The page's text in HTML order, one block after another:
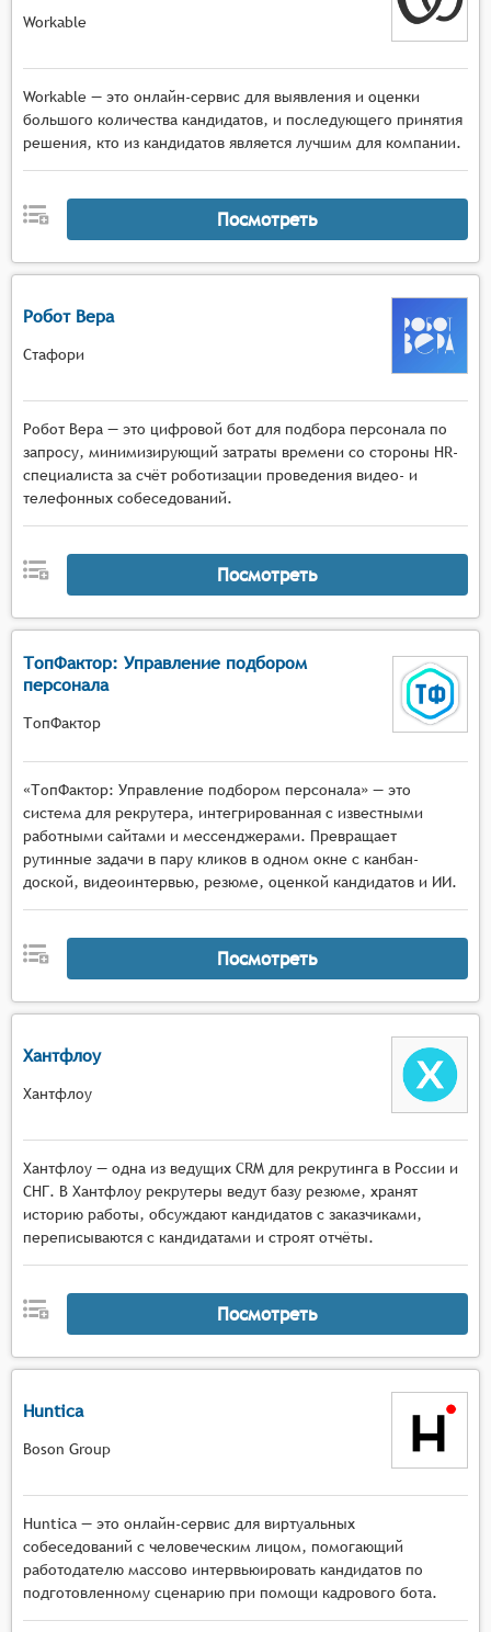
Workable
Workable — это онлайн-сервис для выявления и оценки
большого количества кандидатов, и последующего принятия
решения, кто из кандидатов является лучшим для компании.
Посмотреть
Робот Вера
Стафори
Робот Вера — это цифровой бот для подбора персонала по
запросу, минимизирующий затраты времени со стороны HR-
специалиста за счёт роботизации проведения видео- и
телефонных собеседований.
Посмотреть
ТопФактор: Управление подбором
персонала
ТопФактор
«ТопФактор: Управление подбором персонала» — это
система для рекрутера, интегрированная с известными
работными сайтами и мессенджерами. Превращает
рутинные задачи в пару кликов в одном окне с канбан-
доской, видеоинтервью, резюме, оценкой кандидатов и ИИ.
Посмотреть
Хантфлоу
Хантфлоу
Хантфлоу — одна из ведущих CRM для рекрутинга в России и
СНГ. В Хантфлоу рекрутеры ведут базу резюме, хранят
историю работы, обсуждают кандидатов с заказчиками,
переписываются с кандидатами и строят отчёты.
Посмотреть
Huntica
Boson Group
Huntica — это онлайн-сервис для виртуальных
собеседований с человеческим лицом, помогающий
работодателю массово интервьюировать кандидатов по
подготовленному сценарию при помощи кадрового бота.